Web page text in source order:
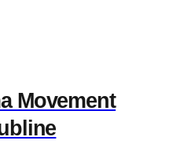
Movement